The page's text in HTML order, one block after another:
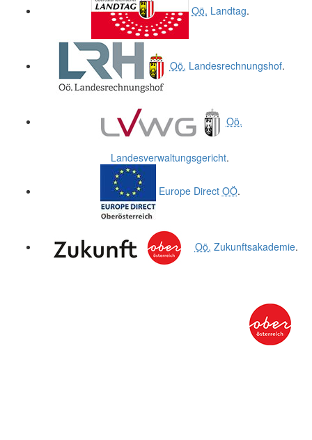
Oö. Landtag.
Oö. Landesrechnungshof.
Oö.
Landesverwaltungsgericht.
Europe Direct OÖ.
Oö. Zukunftsakademie.